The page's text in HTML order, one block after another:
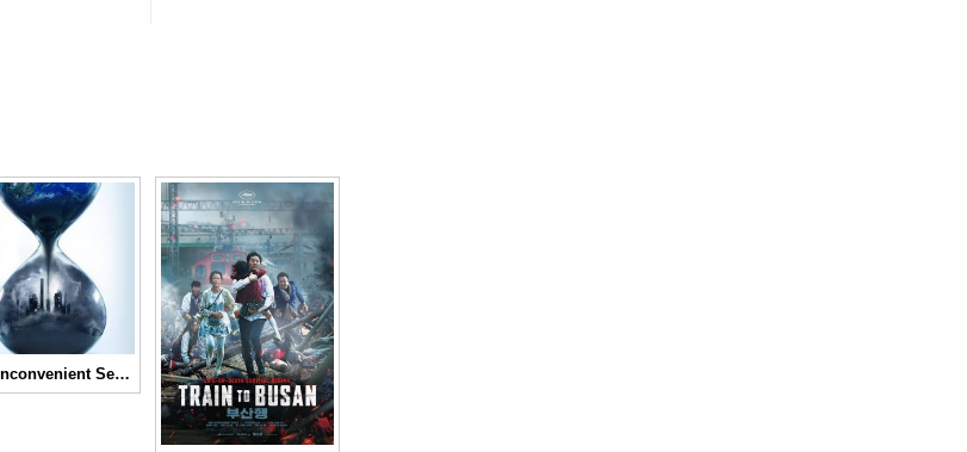
“An Inconvenient Sequel: Truth to Power,” Misi untuk Mengatasi Perubahan Iklim Global │ Movie Review